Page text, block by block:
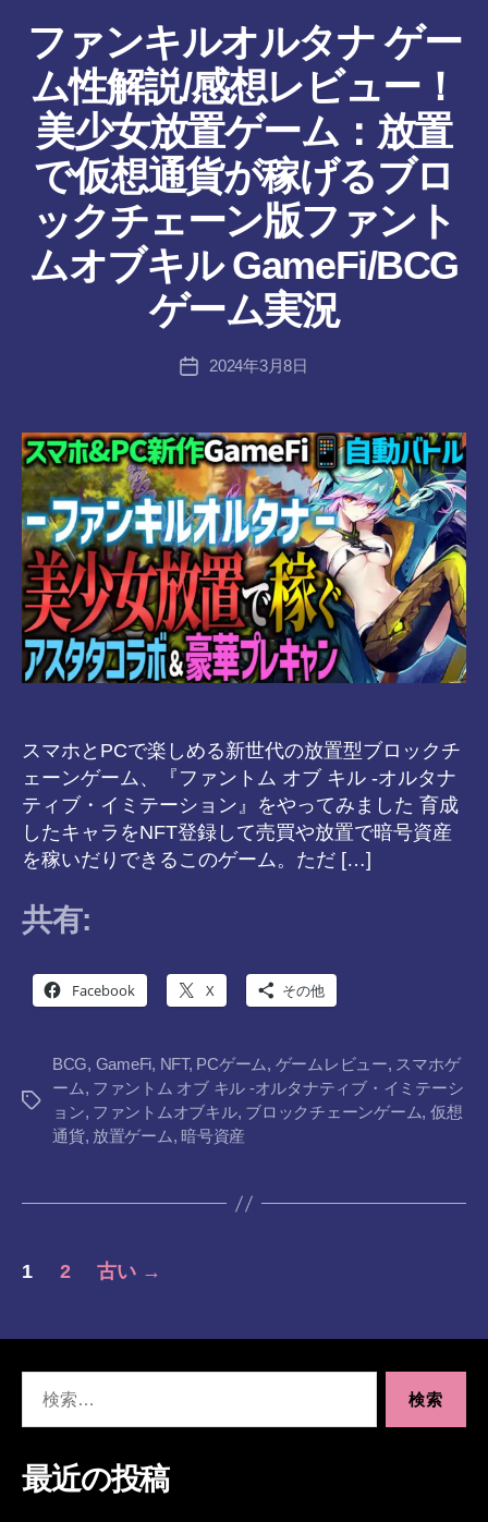
ファンキルオルタナ ゲー
ム性解説/感想レビュー！
美少女放置ゲーム：放置
で仮想通貨が稼げるブロ
ックチェーン版ファント
ムオブキル GameFi/BCG
ゲーム実況
投
稿
成
者
:
a
8-
vr
投
2024年3月8日
スマホとPCで楽しめる新世代の放置型ブロックチ
ェーンゲーム、『ファントム オブ キル -オルタナ
ティブ・イミテーション』をやってみました 育成
したキャラをNFT登録して売買や放置で暗号資産
を稼いだりできるこのゲーム。ただ […]
共有:
Facebook X その他
タ
BCG, GameFi, NFT, PCゲーム, ゲームレビュー, スマホゲ
ーム, ファントム オブ キル -オルタナティブ・イミテーシ
ョン, ファントムオブキル, ブロックチェーンゲーム, 仮想
通貨, 放置ゲーム, 暗号資産
投
の
ペ
ー
1 2 古い →
象:
最近の投稿